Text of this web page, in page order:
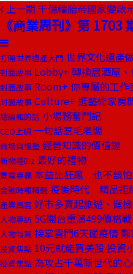
上一期 千億輪胎帝國家變啟
《商業周刊》第 1703
打開世界遺產大門 世界文化遺產
封面故事 Lobby+ 轉換居酒屋、
封面故事 Room+ 你專屬的工作
封面故事 Culture+ 逛藝術家房
總編輯的話 小場務奮鬥記
CEO上線 一句話惹毛老闆
商場自慢塾 經營知識的價值鏈
新物種Biz 最好的禮物
費雪專欄 本益比狂飆 也不該
金融時報精選 疫後時代 精品拒
產業風雲 好市多賣起旅遊、健
人物專訪 5G開台重演499價格
人物特寫 接掌雲門6天碰疫情 鄭
投資焦點 10元就能買美股 投資
投資焦點 為攻占千萬新世代的